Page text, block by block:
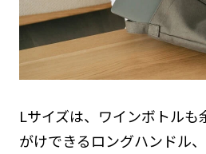
Lサイズは、ワインボトルも
がけできるロングハンドル